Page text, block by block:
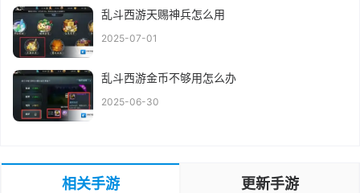
乱斗西游天赐神兵怎么用
2025-07-01
乱斗西游金币不够用怎么办
2025-06-30
相关手游 更新手游